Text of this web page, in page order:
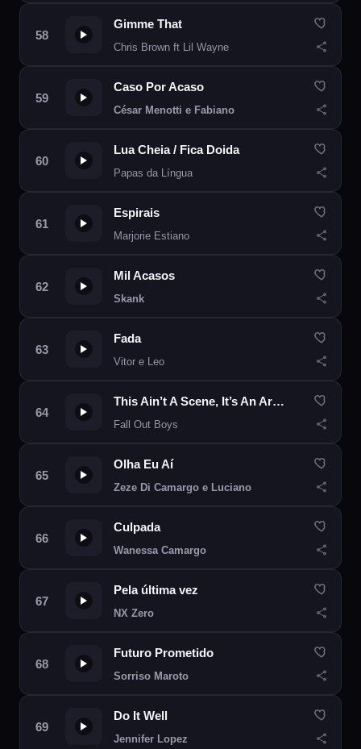
Gimme That
Chris Brown ft Lil Wayne
Caso Por Acaso
César Menotti e Fabiano
Lua Cheia / Fica Doida
Papas da Língua
Espirais
Marjorie Estiano
Mil Acasos
Skank
Fada
Vitor e Leo
This Ain’t A Scene, It’s An Arms Race
Fall Out Boys
Olha Eu Aí
Zeze Di Camargo e Luciano
Culpada
Wanessa Camargo
Pela última vez
NX Zero
Futuro Prometido
Sorriso Maroto
Do It Well
Jennifer Lopez